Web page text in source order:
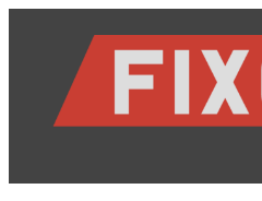
contenu